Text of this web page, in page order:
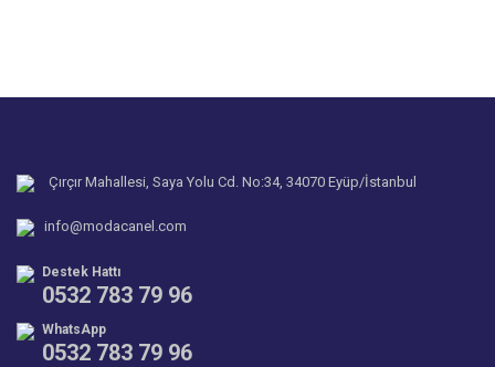
Bu ürüne benzer farklı alternatifler olmalı.
Çırçır Mahallesi, Saya Yolu Cd. No:34, 34070 Eyüp/İstanbul
info@modacanel.com
Destek Hattı
0532 783 79 96
WhatsApp
0532 783 79 96